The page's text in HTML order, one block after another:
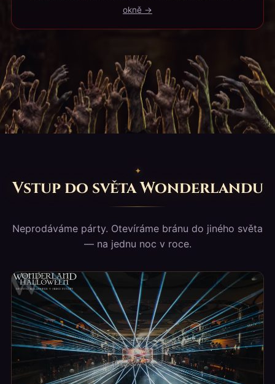
okně →
Vstup do světa Wonderlandu
Neprodáváme párty. Otevíráme bránu do jiného světa
— na jednu noc v roce.